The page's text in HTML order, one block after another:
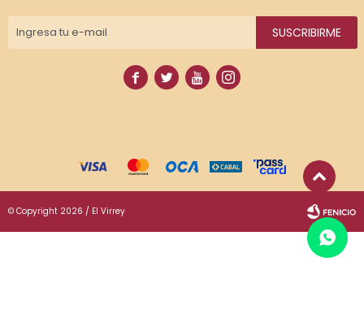
SUSCRIBIRME
   
© Copyright 2026 / El Virrey